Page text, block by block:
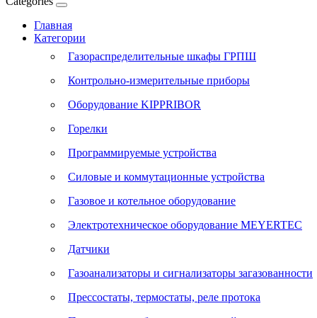
Главная
Категории
Газораспределительные шкафы ГРПШ
Контрольно-измерительные приборы
Оборудование KIPPRIBOR
Горелки
Программируемые устройства
Силовые и коммутационные устройства
Газовое и котельное оборудование
Электротехническое оборудование MEYERTEC
Датчики
Газоанализаторы и сигнализаторы загазованности
Прессостаты, термостаты, реле протока